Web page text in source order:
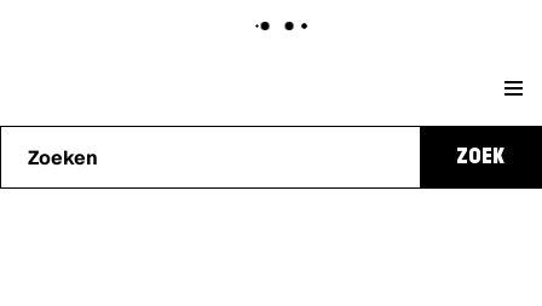
Genk
kunnen
we je
ZOEK